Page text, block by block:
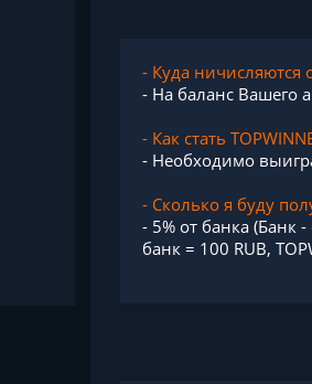
- Куда ничисляются
- На баланс Вашего
- Как стать
- Необходимо
- Сколько я буду
- 5% от банка (Банк
банк = 100 RUB,